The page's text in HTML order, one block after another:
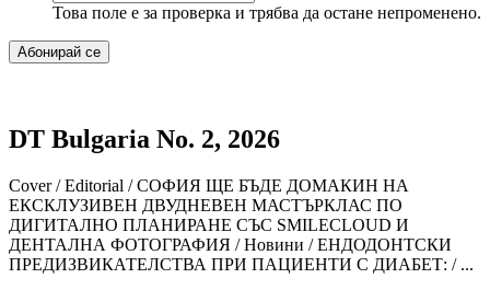
Това поле е за проверка и трябва да остане непроменено.
DT Bulgaria No. 2, 2026
Cover / Editorial / СОФИЯ ЩЕ БЪДЕ ДОМАКИН НА
ЕКСКЛУЗИВЕН ДВУДНЕВЕН МАСТЪРКЛАС ПО
ДИГИТАЛНО ПЛАНИРАНЕ СЪС SMILECLOUD И
ДЕНТАЛНА ФОТОГРАФИЯ / Hовини / ЕНДОДОНТСКИ
ПРЕДИЗВИКАТЕЛСТВА ПРИ ПАЦИЕНТИ С ДИАБЕТ: / ...